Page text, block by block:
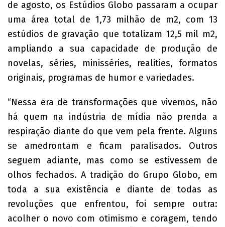
de agosto, os Estúdios Globo passaram a ocupar
uma área total de 1,73 milhão de m2, com 13
estúdios de gravação que totalizam 12,5 mil m2,
ampliando a sua capacidade de produção de
novelas, séries, minisséries, realities, formatos
originais, programas de humor e variedades.
“Nessa era de transformações que vivemos, não
há quem na indústria de mídia não prenda a
respiração diante do que vem pela frente. Alguns
se amedrontam e ficam paralisados. Outros
seguem adiante, mas como se estivessem de
olhos fechados. A tradição do Grupo Globo, em
toda a sua existência e diante de todas as
revoluções que enfrentou, foi sempre outra:
acolher o novo com otimismo e coragem, tendo